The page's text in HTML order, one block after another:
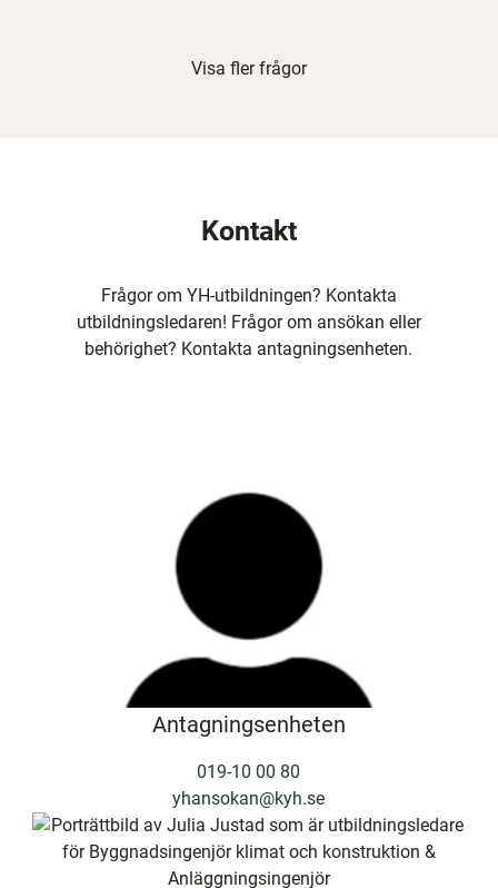
Visa fler frågor
Kontakt
Frågor om YH-utbildningen? Kontakta
utbildningsledaren! Frågor om ansökan eller
behörighet? Kontakta antagningsenheten.
Antagningsenheten
019-10 00 80
yhansokan@kyh.se